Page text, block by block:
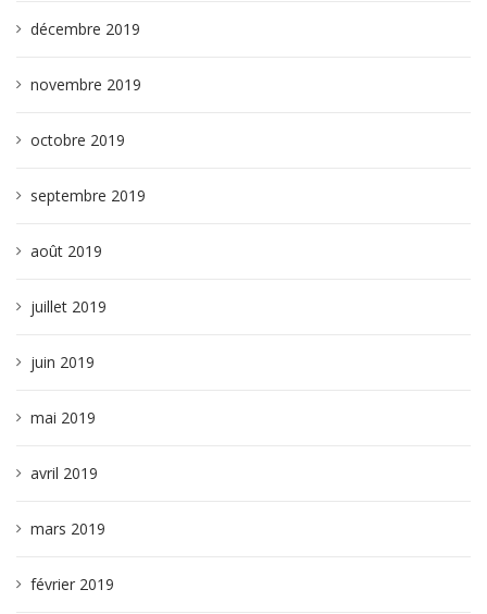
décembre 2019
novembre 2019
octobre 2019
septembre 2019
août 2019
juillet 2019
juin 2019
mai 2019
avril 2019
mars 2019
février 2019